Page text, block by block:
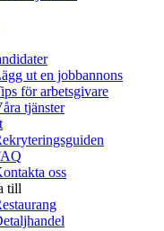
ut en jobbannons
för arbetsgivare
tjänster
oss
till